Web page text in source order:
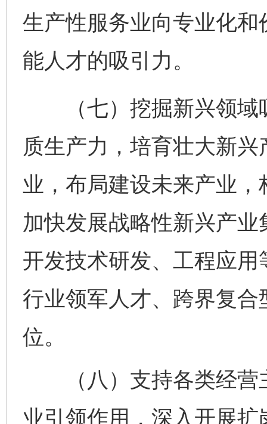
生产性服务业向专业化
能人才的吸引力。
（七）挖掘新兴领域
质生产力，培育壮大新
业，布局建设未来产业
加快发展战略性新兴产
开发技术研发、工程应
行业领军人才、跨界复
位。
（八）支持各类经营
业引领作用，深入开展